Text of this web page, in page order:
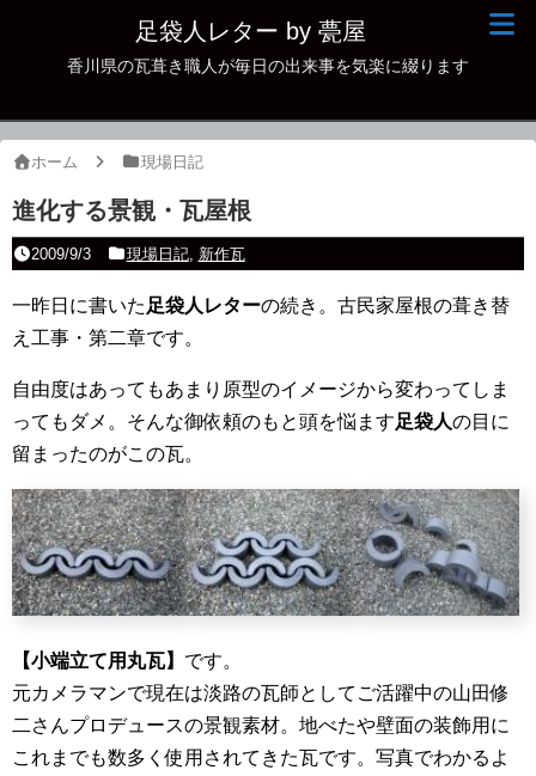
足袋人レター by 甍屋
香川県の瓦葺き職人が毎日の出来事を気楽に綴ります
ホーム 現場日記
進化する景観・瓦屋根
2009/9/3 現場日記, 新作瓦
一昨日に書いた 足袋人レターの続き。古民家屋根の葺き替
え工事・第二章です。
自由度はあってもあまり原型のイメージから変わってしま
ってもダメ。そんな御依頼のもと頭を悩ます足袋人の目に
留まったのがこの瓦。
【小端立て用丸瓦】 です。
元カメラマンで現在は淡路の瓦師としてご活躍中の山田修
二さんプロデュースの景観素材。地べたや壁面の装飾用に
これまでも数多く使用されてきた瓦です。写真でわかるよ
現場日記
古瓦
本日の一品
その他